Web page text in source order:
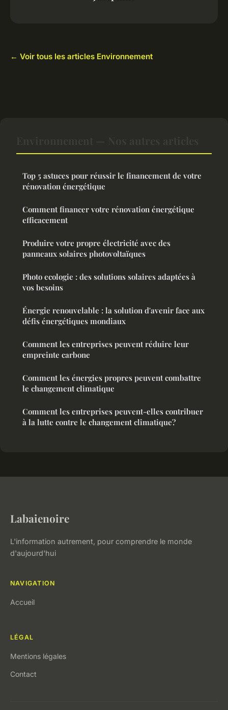
← Voir tous les articles Environnement
Top 5 astuces pour réussir le financement de votre
rénovation énergétique
Comment financer votre rénovation énergétique
efficacement
Produire votre propre électricité avec des
panneaux solaires photovoltaïques
Photo ecologie : des solutions solaires adaptées à
vos besoins
Énergie renouvelable : la solution d'avenir face aux
défis énergétiques mondiaux
Comment les entreprises peuvent réduire leur
empreinte carbone
Comment les énergies propres peuvent combattre
le changement climatique
Comment les entreprises peuvent-elles contribuer
à la lutte contre le changement climatique?
Labaienoire
L'information autrement, pour comprendre le monde
d'aujourd'hui
NAVIGATION
Accueil
LÉGAL
Mentions légales
Contact